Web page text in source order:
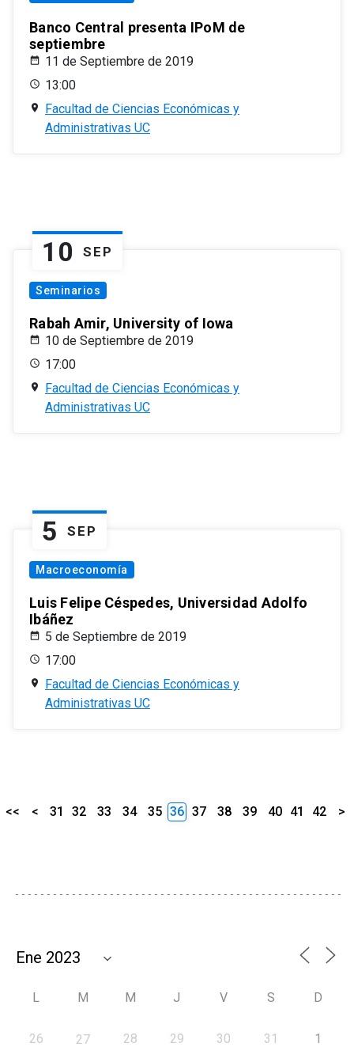
Banco Central presenta IPoM de
septiembre
11 de Septiembre de 2019
13:00
Facultad de Ciencias Económicas y
Administrativas UC
10 SEP
Seminarios
Rabah Amir, University of Iowa
10 de Septiembre de 2019
17:00
Facultad de Ciencias Económicas y
Administrativas UC
5 SEP
Macroeconomía
Luis Felipe Céspedes, Universidad Adolfo
Ibáñez
5 de Septiembre de 2019
17:00
Facultad de Ciencias Económicas y
Administrativas UC
<< < 31 32 33 34 35 36 37 38 39 40 41 42 >
L M M J V S D
26 27 28 29 30 31 1